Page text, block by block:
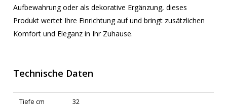
Aufbewahrung oder als dekorative Ergänzung, dieses
Produkt wertet Ihre Einrichtung auf und bringt zusätzlichen
Komfort und Eleganz in Ihr Zuhause.
Technische Daten
Tiefe cm 32